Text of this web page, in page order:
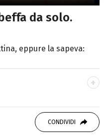
da solo.
eppure la sapeva:
il mare e Il Libro
di Zafon.
CONDIVIDI